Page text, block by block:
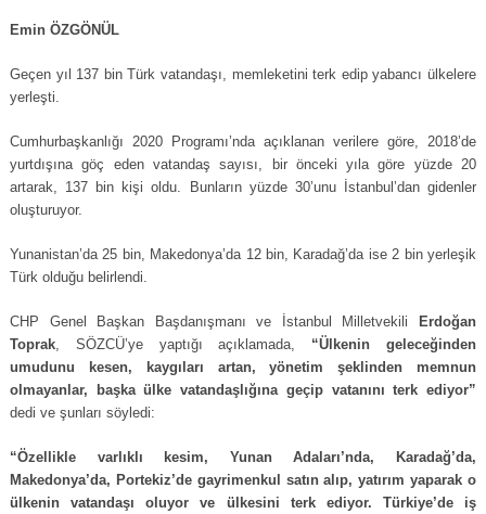
Emin ÖZGÖNÜL
Geçen yıl 137 bin Türk vatandaşı, memleketini terk edip yabancı ülkelere
yerleşti.
Cumhurbaşkanlığı 2020 Programı’nda açıklanan verilere göre, 2018’de
yurtdışına göç eden vatandaş sayısı, bir önceki yıla göre yüzde 20
artarak, 137 bin kişi oldu. Bunların yüzde 30’unu İstanbul’dan gidenler
oluşturuyor.
Yunanistan’da 25 bin, Makedonya’da 12 bin, Karadağ’da ise 2 bin yerleşik
Türk olduğu belirlendi.
CHP Genel Başkan Başdanışmanı ve İstanbul Milletvekili
Erdoğan
Toprak, SÖZCÜ’ye yaptığı açıklamada, “Ülkenin geleceğinden
umudunu kesen, kaygıları artan, yönetim şeklinden memnun
olmayanlar, başka ülke vatandaşlığına geçip vatanını terk ediyor”
dedi ve şunları söyledi:
“Özellikle varlıklı kesim, Yunan Adaları’nda, Karadağ’da,
Makedonya’da, Portekiz’de gayrimenkul satın alıp, yatırım yaparak o
ülkenin vatandaşı oluyor ve ülkesini terk ediyor. Türkiye’de iş